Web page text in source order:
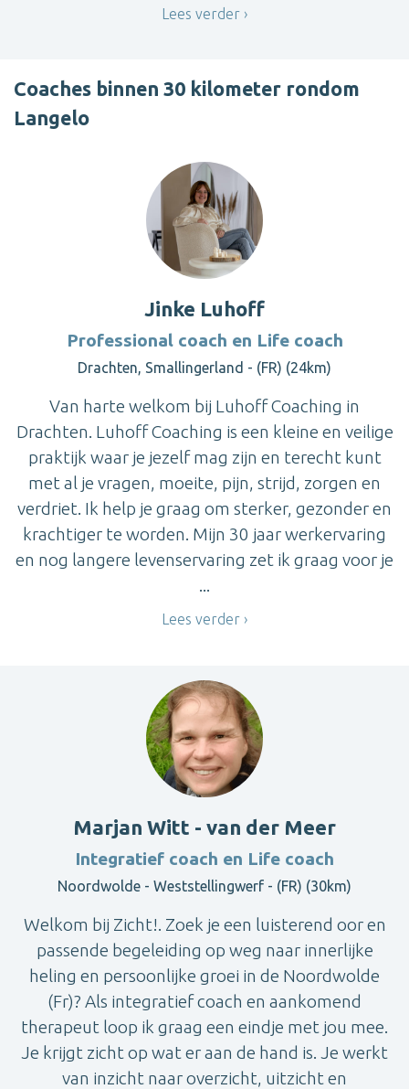
Lees verder
Coaches binnen 30 kilometer rondom
Langelo
Jinke Luhoff
Professional coach en Life coach
Drachten, Smallingerland - (FR) (24km)
Van harte welkom bij Luhoff Coaching in
Drachten. Luhoff Coaching is een kleine en veilige
praktijk waar je jezelf mag zijn en terecht kunt
met al je vragen, moeite, pijn, strijd, zorgen en
verdriet. Ik help je graag om sterker, gezonder en
krachtiger te worden. Mijn 30 jaar werkervaring
en nog langere levenservaring zet ik graag voor je
...
Lees verder
Marjan Witt - van der Meer
Integratief coach en Life coach
Noordwolde - Weststellingwerf - (FR) (30km)
Welkom bij Zicht!. Zoek je een luisterend oor en
passende begeleiding op weg naar innerlijke
heling en persoonlijke groei in de Noordwolde
(Fr)? Als integratief coach en aankomend
therapeut loop ik graag een eindje met jou mee.
Je krijgt zicht op wat er aan de hand is. Je werkt
van inzicht naar overzicht, uitzicht en